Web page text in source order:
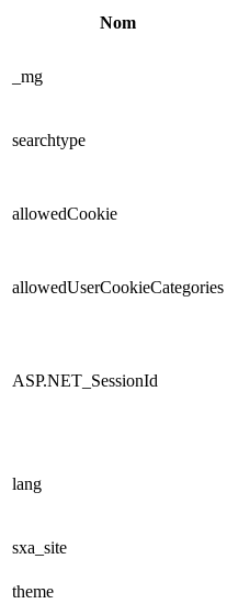
Nom
_mg
searchtype
allowedCookie
allowedUserCookieCategories
ASP.NET_SessionId
lang
sxa_site
theme